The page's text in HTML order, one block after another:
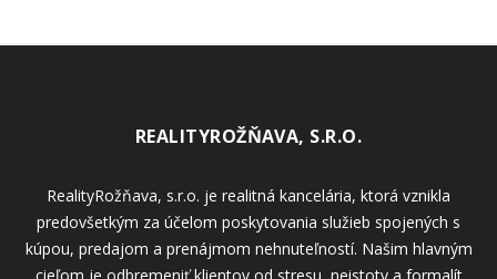
REALITYROŽŇAVA, S.R.O.
RealityRožňava, s.r.o. je realitná kancelária, ktorá vznikla
predovšetkým za účelom poskytovania služieb spojených s
kúpou, predajom a prenájmom nehnuteľností. Našim hlavným